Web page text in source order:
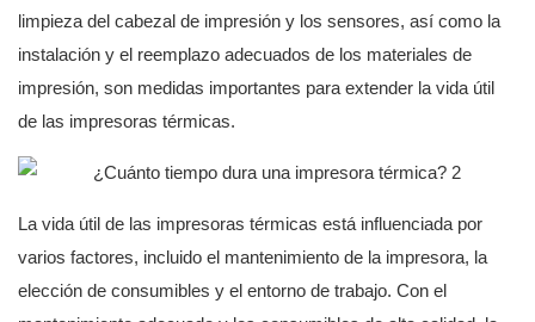
limpieza del cabezal de impresión y los sensores, así como la
instalación y el reemplazo adecuados de los materiales de
impresión, son medidas importantes para extender la vida útil
de las impresoras térmicas.
La vida útil de las impresoras térmicas está influenciada por
varios factores, incluido el mantenimiento de la impresora, la
elección de consumibles y el entorno de trabajo. Con el